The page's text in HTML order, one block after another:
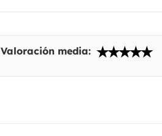
Valoración media: